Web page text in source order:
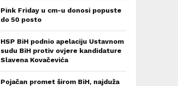
Pink Friday u cm-u donosi popuste
do 50 posto
HSP BiH podnio apelaciju Ustavnom
sudu BiH protiv ovjere kandidature
Slavena Kovačevića
Pojačan promet širom BiH, najduža